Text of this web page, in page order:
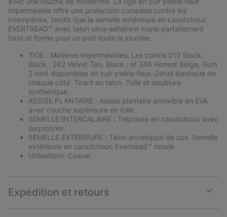
imperméable offre une protection complète contre les
intempéries, tandis que la semelle extérieure en caoutchouc
EVERTREAD™ avec talon ultra-adhérent marie parfaitement
fond et forme pour un port toute la journée.
TIGE : Matières imperméables. Les coloris 010 Black,
Black ; 242 Velvet Tan, Black ; et 246 Honest Beige, Gum
2 sont disponibles en cuir pleine fleur. Détail élastique de
chaque côté. Tirant au talon. Toile et doublure
synthétique.
ASSISE PLANTAIRE : Assise plantaire amovible en EVA
avec couche supérieure en toile.
SEMELLE INTERCALAIRE : Trépointe en caoutchouc avec
surpiqûres.
SEMELLE EXTÉRIEURE : Talon enveloppé de cuir. Semelle
extérieure en caoutchouc Evertread™ moulé.
Utilisations: Casual
Expédition et retours
or